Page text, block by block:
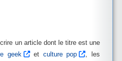
un article dont le titre est une
geek et culture pop
, les